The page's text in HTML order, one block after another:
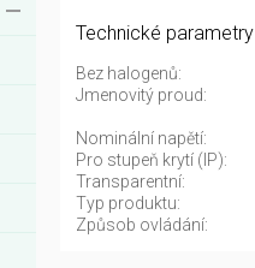
Technické parametry
Bez halogenů:
Jmenovitý proud:
Nominální napětí:
Pro stupeň krytí (IP):
Transparentní:
Typ produktu:
Způsob ovládání: